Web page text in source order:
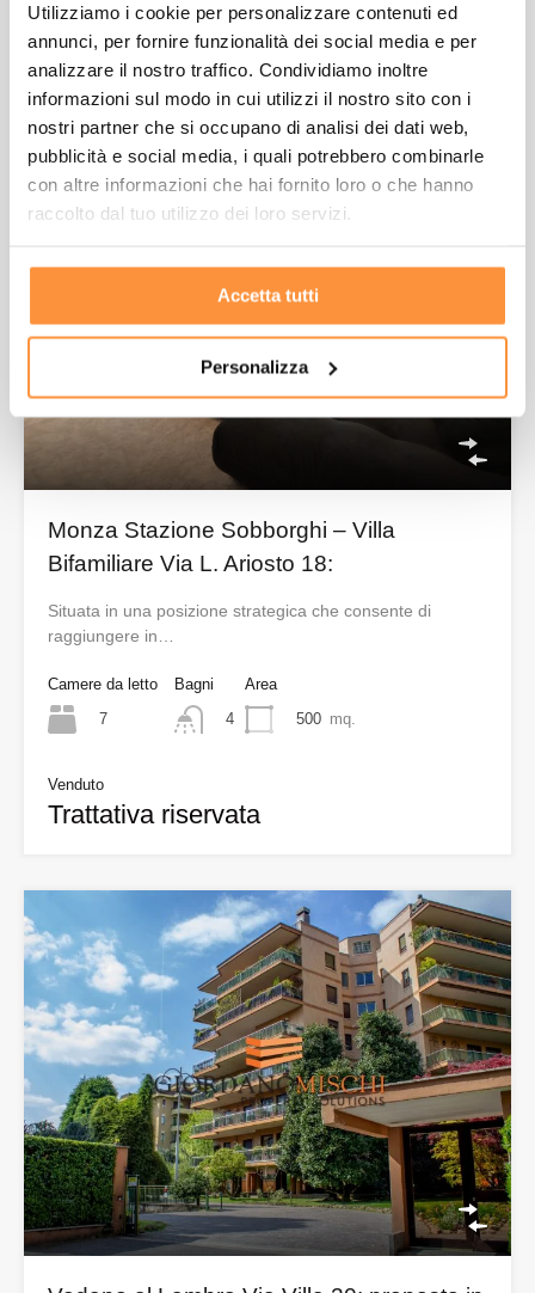
Utilizziamo i cookie per personalizzare contenuti ed
annunci, per fornire funzionalità dei social media e per
analizzare il nostro traffico. Condividiamo inoltre
informazioni sul modo in cui utilizzi il nostro sito con i
nostri partner che si occupano di analisi dei dati web,
pubblicità e social media, i quali potrebbero combinarle
con altre informazioni che hai fornito loro o che hanno
raccolto dal tuo utilizzo dei loro servizi.
Accetta tutti
Personalizza
Venduto
Trattativa riservata
Monza Stazione Sobborghi – Villa
Bifamiliare Via L. Ariosto 18:
Situata in una posizione strategica che consente di
raggiungere in…
Camere da letto
7
Bagni
4
Area
500 mq.
Venduto
Trattativa riservata